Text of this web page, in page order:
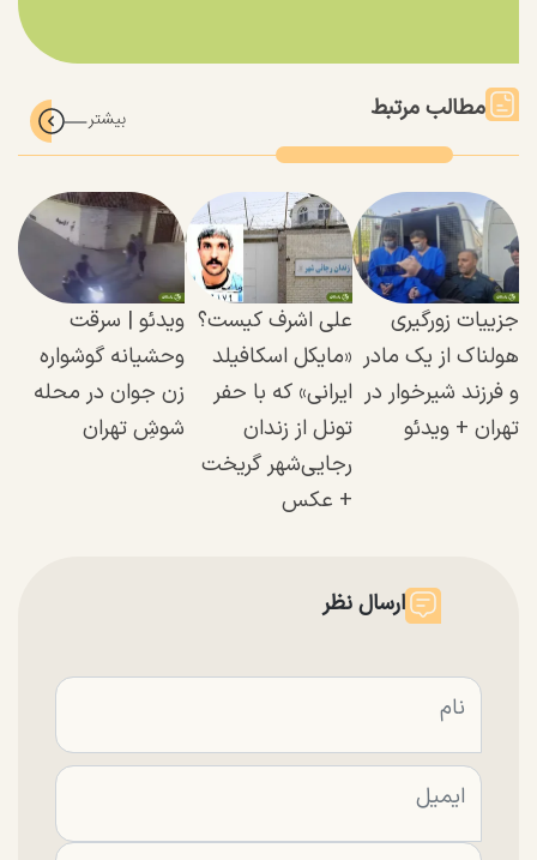
مطالب مرتبط
جزییات زورگیری
هولناک از یک مادر
و فرزند شیرخوار در
تهران + ویدئو
علی اشرف کیست؟
«مایکل اسکافیلد
ایرانی» که با حفر
تونل از زندان
رجایی‌شهر گریخت
+ عکس
ویدئو | سرقت
وحشیانه گوشواره
زن جوان در محله
شوشِ تهران
ارسال نظر